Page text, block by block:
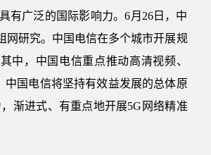
有广泛的国际影响力。6月26日，中
网研究。中国电信在多个城市开展规
中，中国电信重点推动高清视频、
国电信将坚持有效益发展的总体原
渐进式、有重点地开展5G网络精准